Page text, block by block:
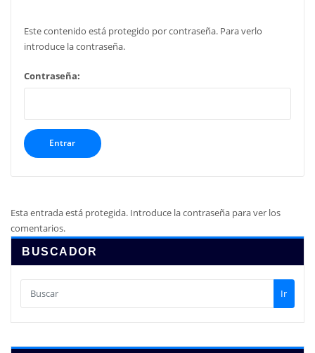
Este contenido está protegido por contraseña. Para verlo
introduce la contraseña.
Contraseña:
Esta entrada está protegida. Introduce la contraseña para ver los
comentarios.
BUSCADOR
Ir